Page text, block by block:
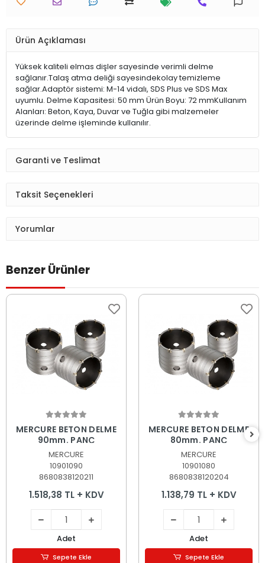
Ürün Açıklaması
Yüksek kaliteli elmas dişler sayesinde verimli delme
sağlanır.Talaş atma deliği sayesindekolay temizleme
sağlar.Adaptör sistemi: M-14 vidalı, SDS Plus ve SDS Max
uyumlu. Delme Kapasitesi: 50 mm Ürün Boyu: 72 mmKullanım
Alanları: Beton, Kaya, Duvar ve Tuğla gibi malzemeler
üzerinde delme işleminde kullanılır.
Garanti ve Teslimat
Taksit Seçenekleri
Yorumlar
Benzer Ürünler
MERCURE BETON DELME
90mm. PANÇ
MERCURE
10901090
8680838120211
1.518,38 TL + KDV
Adet
Sepete Ekle
MERCURE BETON DELME
80mm. PANÇ
MERCURE
10901080
8680838120204
1.138,79 TL + KDV
Adet
Sepete Ekle